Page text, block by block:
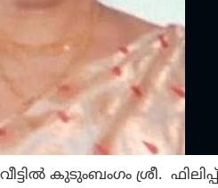
കുടുംബംഗം ശ്രീ. ഫിലിപ്പ്